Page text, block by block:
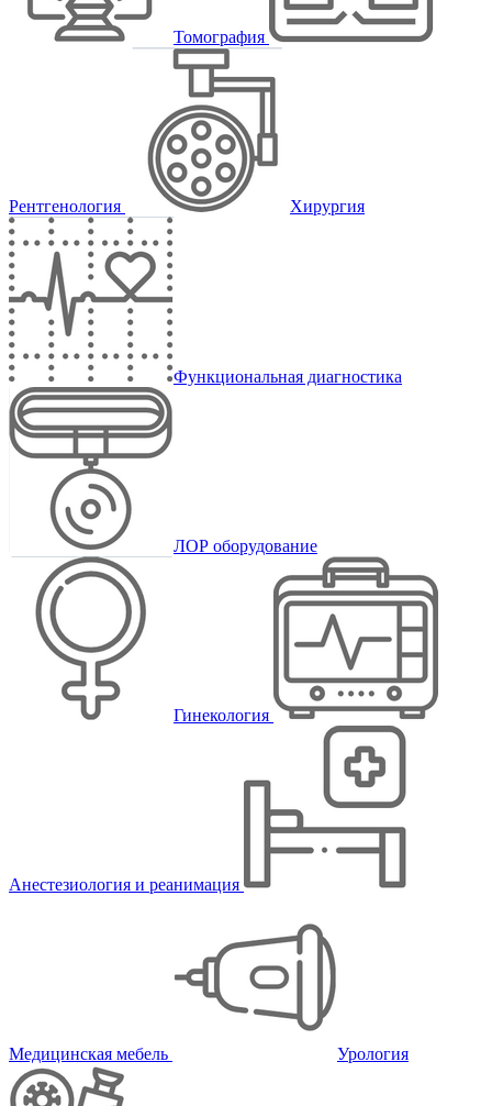
Томография
Рентгенология Хирургия
Функциональная диагностика
ЛОР оборудование
Гинекология
Анестезиология и реанимация
Медицинская мебель Урология